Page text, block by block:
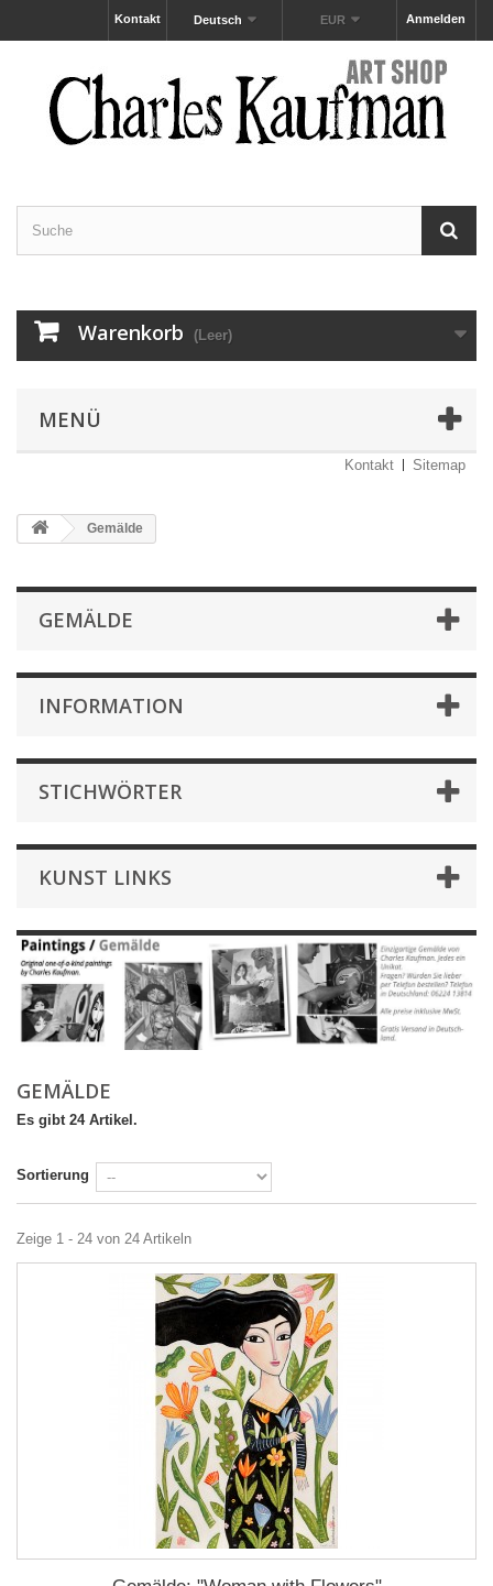
Anmelden
EUR
Deutsch
Kontakt
Warenkorb (Leer)
MENÜ
Kontakt Sitemap
Gemälde
GEMÄLDE
INFORMATION
STICHWÖRTER
KUNST LINKS
GEMÄLDE
Es gibt 24 Artikel.
Sortierung
Zeige 1 - 24 von 24 Artikeln